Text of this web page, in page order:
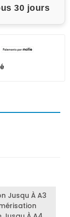
30 jours
Jusqu À A3